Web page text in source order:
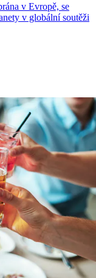
v Evropě, se
v globální soutěži